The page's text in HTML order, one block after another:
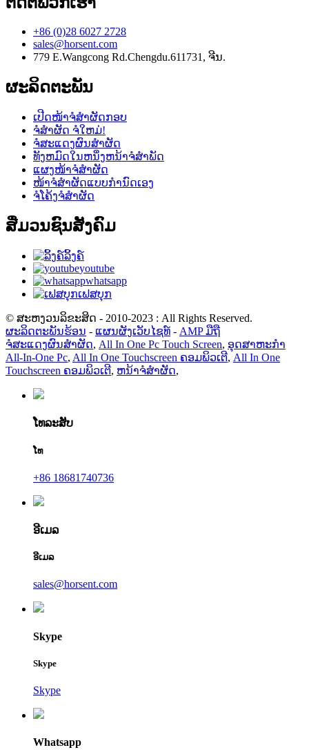
+86 (0)28 6027 2728
sales@horsent.com
779 E.Wangcong Rd.Chengdu.611731, ຈີນ.
ຜະລິດຕະພັນ
ເປີດໜ້າຈໍສຳຜັດກອບ
ຈໍສຳຜັດ ຈໍໃຫມ່!
ຈໍສະແດງຜົນສໍາຜັດ
ທັງຫມົດໃນຫນຶ່ງຫນ້າຈໍສໍາພັດ
ແຜງໜ້າຈໍສຳຜັດ
ໜ້າຈໍສຳຜັດແບບກຳນົດເອງ
ຈໍໂຄ້ງຈໍສໍາຜັດ
ສື່ມວນຊົນສັງຄົມ
ລິ້ງຄ໌
youtube
whatsapp
ເຟສບຸກ
© ສະຫງວນລິຂະສິດ - 2010-2023 : All Rights Reserved.
ຜະລິດຕະພັນຮ້ອນ - ແຜນຜັງເວັບໄຊທ໌ - AMP ມືຖື
ຈໍສະແດງຜົນສໍາຜັດ, All In One Pc Touch Screen, ອຸດສາຫະກໍາ
All-In-One Pc, All In One Touchscreen ຄອມພິວເຕີ, All In One
Touchscreen ຄອມພິວເຕີ, ຫນ້າຈໍສໍາຜັດ,
ໂທລະສັບ
ໂທ
+86 18681740736
ອີເມລ
ອີເມລ
sales@horsent.com
Skype
Skype
Skype
Whatsapp